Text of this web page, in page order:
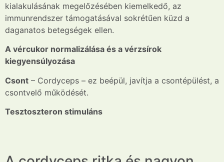
kialakulásának megelőzésében kiemelkedő, az
immunrendszer támogatásával sokrétűen küzd a
daganatos betegségek ellen.
A vércukor normalizálása és a vérzsírok
kiegyensúlyozása
Csont – Cordyceps – ez beépül, javítja a csontépülést, a
csontvelő működését.
Tesztoszteron stimuláns